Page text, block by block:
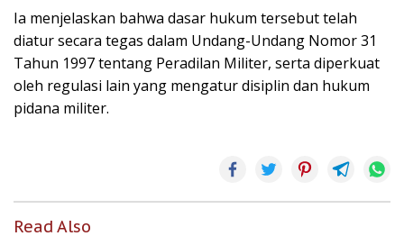
Ia menjelaskan bahwa dasar hukum tersebut telah
diatur secara tegas dalam Undang-Undang Nomor 31
Tahun 1997 tentang Peradilan Militer, serta diperkuat
oleh regulasi lain yang mengatur disiplin dan hukum
pidana militer.
Read Also